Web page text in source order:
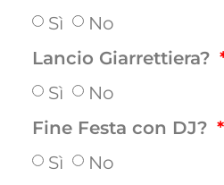
Sì
No
Lancio Giarrettiera?
Sì
No
Fine Festa con DJ?
Sì
No